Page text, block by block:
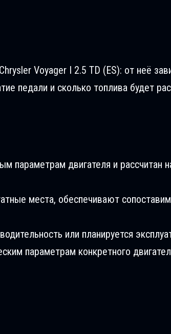
Voyager I 2.5 TD (ES): от неё
педали и сколько топлива будет
параметрам двигателя и рассчитан
места, обеспечивают
или планируется
параметрам конкретного